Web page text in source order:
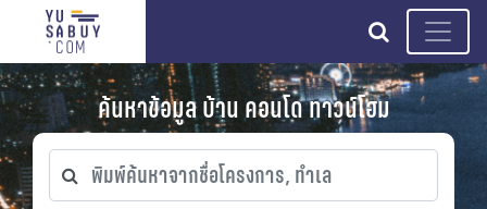
search
ค้นหาข้อมูล บ้าน คอนโด ทาวน์โฮม
พิมพ์ค้นหาจากชื่อโครงการ, ทำเล